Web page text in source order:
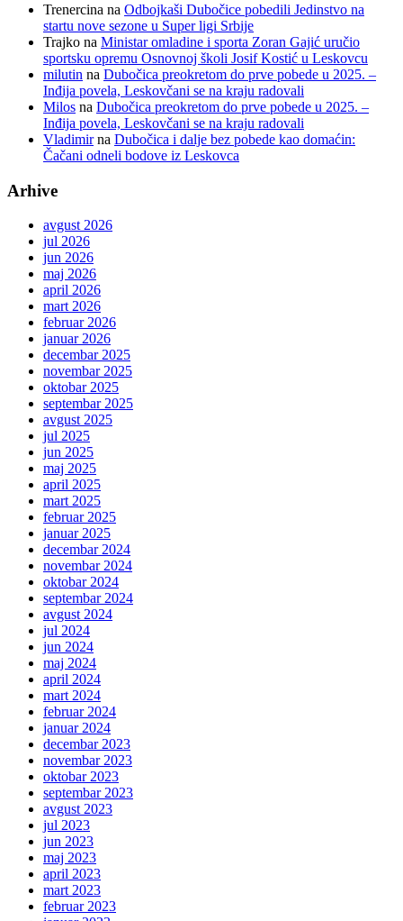
Trenercina na Odbojkaši Dubočice pobedili Jedinstvo na
startu nove sezone u Super ligi Srbije
Trajko na Ministar omladine i sporta Zoran Gajić uručio
sportsku opremu Osnovnoj školi Josif Kostić u Leskovcu
milutin na Dubočica preokretom do prve pobede u 2025. –
Inđija povela, Leskovčani se na kraju radovali
Milos na Dubočica preokretom do prve pobede u 2025. –
Inđija povela, Leskovčani se na kraju radovali
Vladimirna Dubočica i dalje bez pobede kao domaćin:
Čačani odneli bodove iz Leskovca
Arhive
avgust 2026
jul 2026
jun 2026
maj 2026
april 2026
mart 2026
februar 2026
januar 2026
decembar 2025
novembar 2025
oktobar 2025
septembar 2025
avgust 2025
jul 2025
jun 2025
maj 2025
april 2025
mart 2025
februar 2025
januar 2025
decembar 2024
novembar 2024
oktobar 2024
septembar 2024
avgust 2024
jul 2024
jun 2024
maj 2024
april 2024
mart 2024
februar 2024
januar 2024
decembar 2023
novembar 2023
oktobar 2023
septembar 2023
avgust 2023
jul 2023
jun 2023
maj 2023
april 2023
mart 2023
februar 2023